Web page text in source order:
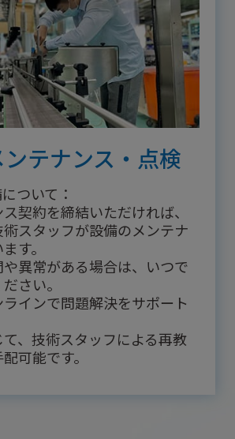
テナンス・点検
ついて：
契約を締結いただければ、
スタッフが設備のメンテナ
す。
異常がある場合は、いつで
さい。
インで問題解決をサポート
、技術スタッフによる再教
可能です。